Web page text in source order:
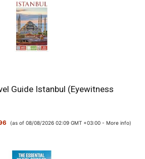
Guide Istanbul (Eyewitness
(as of 08/08/2026 02:09 GMT +03:00 - More info)